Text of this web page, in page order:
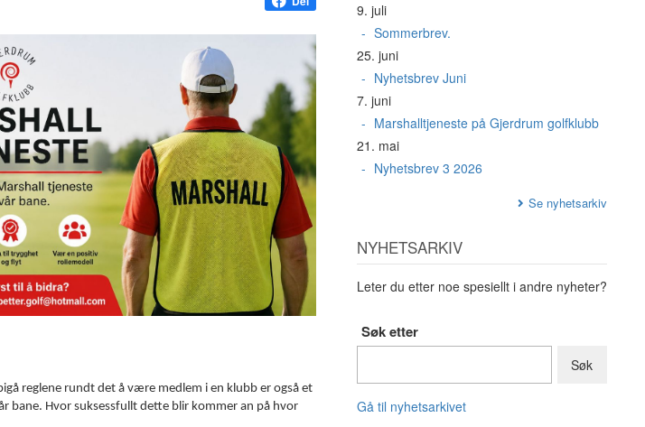
reglene rundt det å være medlem i en klubb er også et
bane. Hvor suksessfullt dette blir kommer an på hvor
9. juli
Sommerbrev.
25. juni
Nyhetsbrev Juni
7. juni
Marshalltjeneste på Gjerdrum golfklubb
21. mai
Nyhetsbrev 3 2026
Se nyhetsarkiv
NYHETSARKIV
Leter du etter noe spesiellt i andre nyheter?
Søk etter
Gå til nyhetsarkivet